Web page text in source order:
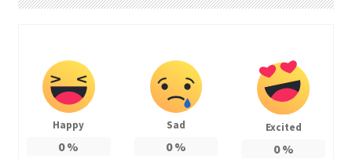
Happy
0%
Sad
0%
Excited
0%